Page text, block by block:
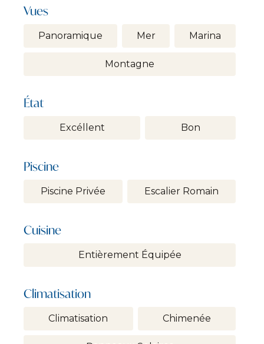
Vues
Panoramique Mer Marina
Montagne
État
Excéllent Bon
Piscine
Piscine Privée Escalier Romain
Cuisine
Entièrement Équipée
Climatisation
Climatisation Chimenée